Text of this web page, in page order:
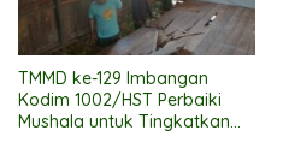
TMMD ke-129 Imbangan
Kodim 1002/HST Perbaiki
Mushala untuk Tingkatkan